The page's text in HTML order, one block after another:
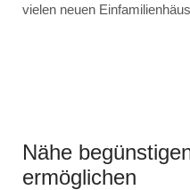
vielen neuen
Nähe
ermöglichen